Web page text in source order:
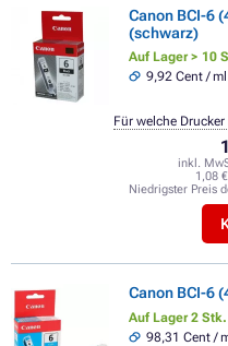
Canon BCI-6
(schwarz)
Auf Lager > 10
9,92 Cent / ml
inkl.
1,08
Niedrigster Preis
Für welche
Canon BCI-6
Auf Lager 2 Stk.
98,31 Cent /